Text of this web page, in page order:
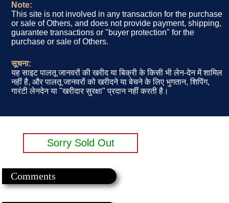
Note:
This site is not involved in any transaction for the purchase
or sale of Others, and does not provide payment, shipping,
guarantee transactions or "buyer protection" for the
purchase or sale of Others.
सूचना:
यह साइट पालतू जानवरों की खरीद या बिक्री के किसी भी लेन-देन में शामिल
नहीं है, और पालतू जानवरों को खरीदने या बेचने के लिए भुगतान, शिपिंग,
गारंटी लेनदेन या "खरीदार सुरक्षा" प्रदान नहीं करती है।
Sorry Sold Out
Comments